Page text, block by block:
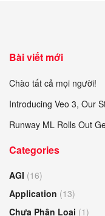
Bài viết mới
Chào tất cả mọi người!
Introducing Veo 3, Our
Runway ML Rolls Out
Categories
AGI (16)
Application (13)
Chưa Phân Loại (1)